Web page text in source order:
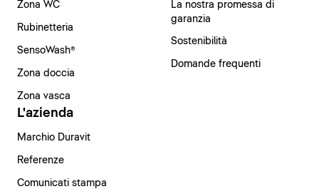
Zona WC
Rubinetteria
SensoWash®
Zona doccia
Zona vasca
La nostra promessa di
garanzia
Sostenibilità
Domande frequenti
L'azienda
Marchio Duravit
Referenze
Comunicati stampa